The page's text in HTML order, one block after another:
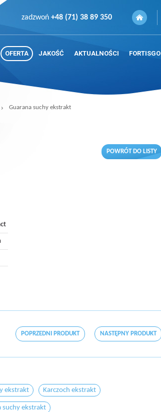
zadzwoń +48 (71) 38 89 350
OFERTA JAKOŚĆ AKTUALNOŚCI FORTISGO
Guarana suchy ekstrakt
POWRÓT DO LISTY
POPRZEDNI PRODUKT NASTĘPNY PRODUKT
ekstrakt Karczoch ekstrakt
suchy ekstrakt